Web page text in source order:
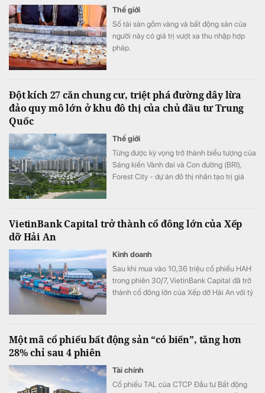
Thế giới
Số tài sản gồm vàng và bất động sản của
người này có giá trị vượt xa thu nhập hợp
pháp.
Đột kích 27 căn chung cư, triệt phá đường dây lừa
đảo quy mô lớn ở khu đô thị của chủ đầu tư Trung
Quốc
Thế giới
Từng được kỳ vọng trở thành biểu tượng của
Sáng kiến Vành đai và Con đường (BRI),
Forest City - dự án đô thị nhân tạo trị giá
VietinBank Capital trở thành cổ đông lớn của Xếp
dỡ Hải An
Kinh doanh
Sau khi mua vào 10,36 triệu cổ phiếu HAH
trong phiên 30/7, VietinBank Capital đã trở
thành cổ đông lớn của Xếp dỡ Hải An với tỷ
Một mã cổ phiếu bất động sản “có biến”, tăng hơn
28% chỉ sau 4 phiên
Tài chính
Cổ phiếu TAL của CTCP Đầu tư Bất động